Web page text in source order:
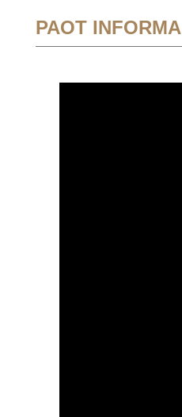
PAOT INFORMA